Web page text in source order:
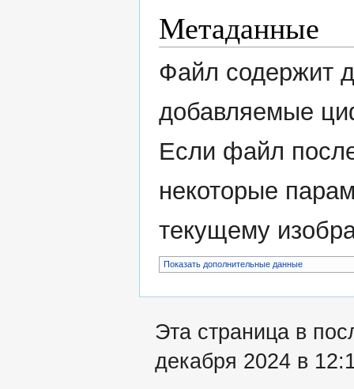
Метаданные
Файл содержит
добавляемые
Если файл
некоторые
текущему
Показать дополнительные данные
Эта страница в
декабря 2024 в